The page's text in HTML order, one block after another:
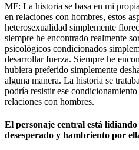
MF: La historia se basa en mi
en relaciones con hombres, estos
heterosexualidad simplemente
siempre he encontrado realmente
psicológicos condicionados
desarrollar fuerza. Siempre he
hubiera preferido simplemente
alguna manera. La historia se
podría resistir ese
relaciones con hombres.
El personaje central está
desesperado y hambriento por